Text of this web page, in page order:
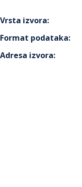
Vrsta izvora:
Format podataka:
Adresa izvora: